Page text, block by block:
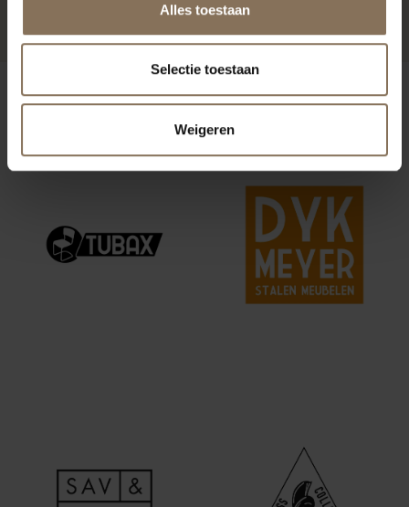
Alles toestaan
Selectie toestaan
Weigeren
ONZE MERKEN